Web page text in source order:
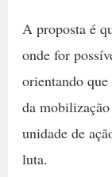
A proposta é
onde for
orientando que
da
unidade de
luta.